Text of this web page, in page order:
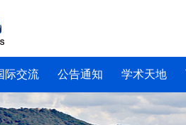
际交流 公告通知 学术天地